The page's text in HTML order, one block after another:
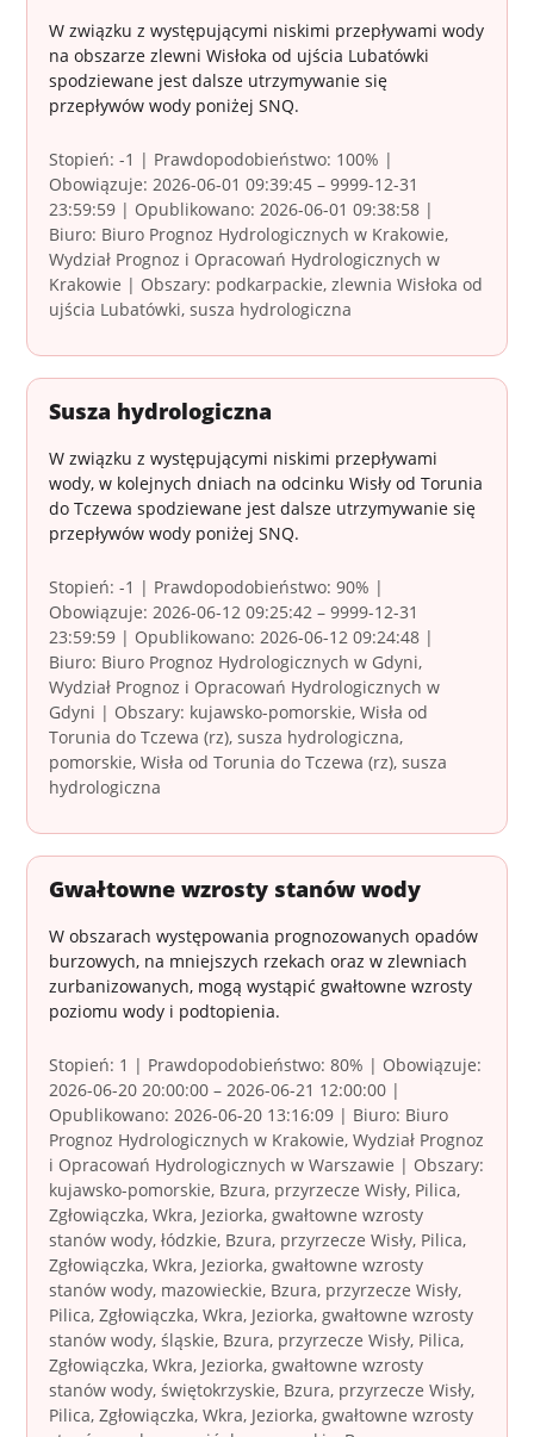
W związku z występującymi niskimi przepływami wody
na obszarze zlewni Wisłoka od ujścia Lubatówki
spodziewane jest dalsze utrzymywanie się
przepływów wody poniżej SNQ.
Stopień: -1 | Prawdopodobieństwo: 100% |
Obowiązuje: 2026-06-01 09:39:45 – 9999-12-31
23:59:59 | Opublikowano: 2026-06-01 09:38:58 |
Biuro: Biuro Prognoz Hydrologicznych w Krakowie,
Wydział Prognoz i Opracowań Hydrologicznych w
Krakowie | Obszary: podkarpackie, zlewnia Wisłoka od
ujścia Lubatówki, susza hydrologiczna
Susza hydrologiczna
W związku z występującymi niskimi przepływami
wody, w kolejnych dniach na odcinku Wisły od Torunia
do Tczewa spodziewane jest dalsze utrzymywanie się
przepływów wody poniżej SNQ.
Stopień: -1 | Prawdopodobieństwo: 90% |
Obowiązuje: 2026-06-12 09:25:42 – 9999-12-31
23:59:59 | Opublikowano: 2026-06-12 09:24:48 |
Biuro: Biuro Prognoz Hydrologicznych w Gdyni,
Wydział Prognoz i Opracowań Hydrologicznych w
Gdyni | Obszary: kujawsko-pomorskie, Wisła od
Torunia do Tczewa (rz), susza hydrologiczna,
pomorskie, Wisła od Torunia do Tczewa (rz), susza
hydrologiczna
Gwałtowne wzrosty stanów wody
W obszarach występowania prognozowanych opadów
burzowych, na mniejszych rzekach oraz w zlewniach
zurbanizowanych, mogą wystąpić gwałtowne wzrosty
poziomu wody i podtopienia.
Stopień: 1 | Prawdopodobieństwo: 80% | Obowiązuje:
2026-06-20 20:00:00 – 2026-06-21 12:00:00 |
Opublikowano: 2026-06-20 13:16:09 | Biuro: Biuro
Prognoz Hydrologicznych w Krakowie, Wydział Prognoz
i Opracowań Hydrologicznych w Warszawie | Obszary:
kujawsko-pomorskie, Bzura, przyrzecze Wisły, Pilica,
Zgłowiączka, Wkra, Jeziorka, gwałtowne wzrosty
stanów wody, łódzkie, Bzura, przyrzecze Wisły, Pilica,
Zgłowiączka, Wkra, Jeziorka, gwałtowne wzrosty
stanów wody, mazowieckie, Bzura, przyrzecze Wisły,
Pilica, Zgłowiączka, Wkra, Jeziorka, gwałtowne wzrosty
stanów wody, śląskie, Bzura, przyrzecze Wisły, Pilica,
Zgłowiączka, Wkra, Jeziorka, gwałtowne wzrosty
stanów wody, świętokrzyskie, Bzura, przyrzecze Wisły,
Pilica, Zgłowiączka, Wkra, Jeziorka, gwałtowne wzrosty